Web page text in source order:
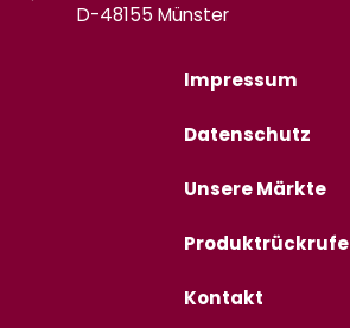
D-48155 Münster
Impressum
Datenschutz
Unsere Märkte
Produktrückrufe
Kontakt